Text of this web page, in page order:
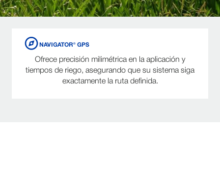
NAVIGATOR® GPS
Ofrece precisión milimétrica en la aplicación y
tiempos de riego, asegurando que su sistema siga
exactamente la ruta definida.